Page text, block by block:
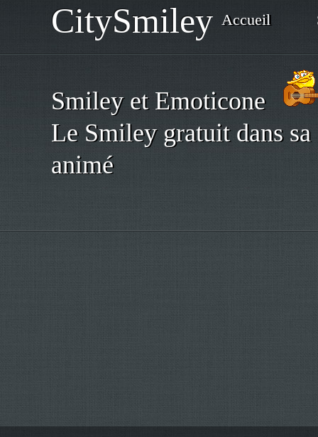
CitySmiley Accueil
Smiley et Emoticone
Le Smiley gratuit dans
animé